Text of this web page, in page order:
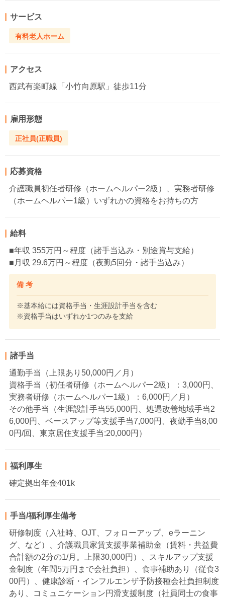
サービス
有料老人ホーム
アクセス
西武有楽町線「小竹向原駅」徒歩11分
雇用形態
正社員(正職員)
応募資格
介護職員初任者研修（ホームヘルパー2級）、実務者研修
（ホームヘルパー1級）いずれかの資格をお持ちの方
給料
■年収 355万円～程度（諸手当込み・別途賞与支給）
■月収 29.6万円～程度（夜勤5回分・諸手当込み）
備 考
※基本給には資格手当・生涯設計手当を含む
※資格手当はいずれか1つのみを支給
諸手当
通勤手当（上限あり50,000円／月）
資格手当（初任者研修（ホームヘルパー2級）：3,000円、
実務者研修（ホームヘルパー1級）：6,000円／月）
その他手当（生涯設計手当55,000円、処遇改善地域手当2
6,000円、ベースアップ等支援手当7,000円、夜勤手当8,00
0円/回、東京居住支援手当:20,000円）
福利厚生
確定拠出年金401k
手当/福利厚生備考
研修制度（入社時、OJT、フォローアップ、eラーニン
グ、など）、介護職員家賃支援事業補助金（賃料・共益費
合計額の2分の1/月。上限30,000円）、スキルアップ支援
金制度（年間5万円まで会社負担）、食事補助あり（従食3
00円）、健康診断・インフルエンザ予防接種会社負担制度
あり、コミュニケーション円滑支援制度（社員同士の食事